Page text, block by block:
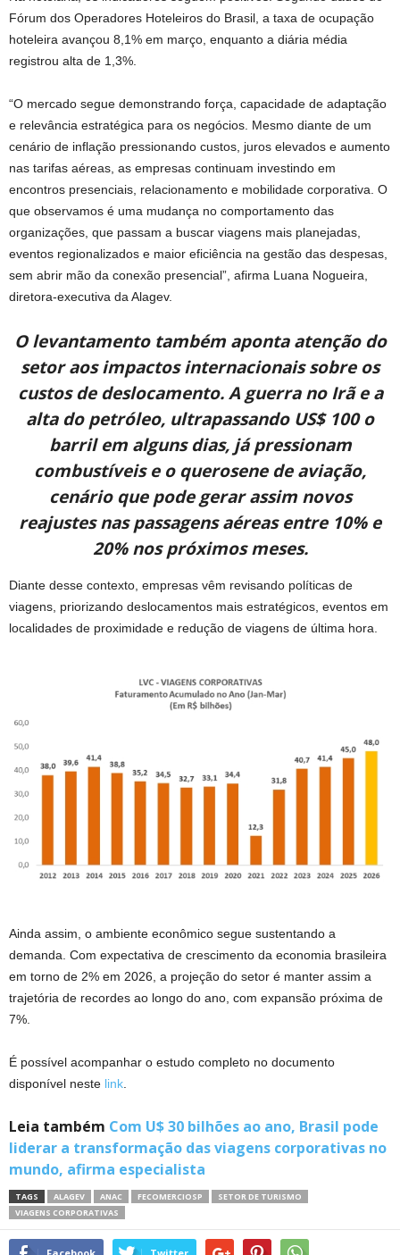
Fórum dos Operadores Hoteleiros do Brasil, a taxa de ocupação
hoteleira avançou 8,1% em março, enquanto a diária média
registrou alta de 1,3%.
“O mercado segue demonstrando força, capacidade de adaptação
e relevância estratégica para os negócios. Mesmo diante de um
cenário de inflação pressionando custos, juros elevados e aumento
nas tarifas aéreas, as empresas continuam investindo em
encontros presenciais, relacionamento e mobilidade corporativa. O
que observamos é uma mudança no comportamento das
organizações, que passam a buscar viagens mais planejadas,
eventos regionalizados e maior eficiência na gestão das despesas,
sem abrir mão da conexão presencial”, afirma Luana Nogueira,
diretora-executiva da Alagev.
O levantamento também aponta atenção do
setor aos impactos internacionais sobre os
custos de deslocamento. A guerra no Irã e a
alta do petróleo, ultrapassando US$ 100 o
barril em alguns dias, já pressionam
combustíveis e o querosene de aviação,
cenário que pode gerar assim novos
reajustes nas passagens aéreas entre 10% e
20% nos próximos meses.
Diante desse contexto, empresas vêm revisando políticas de
viagens, priorizando deslocamentos mais estratégicos, eventos em
localidades de proximidade e redução de viagens de última hora.
Ainda assim, o ambiente econômico segue sustentando a
demanda. Com expectativa de crescimento da economia brasileira
em torno de 2% em 2026, a projeção do setor é manter assim a
trajetória de recordes ao longo do ano, com expansão próxima de
7%.
É possível acompanhar o estudo completo no documento
disponível neste link.
Leia também Com U$ 30 bilhões ao ano, Brasil pode
liderar a transformação das viagens corporativas no
mundo, afirma especialista
TAGS ALAGEV ANAC FECOMERCIOSP
SETOR DE TURISMO
VIAGENS CORPORATIVAS